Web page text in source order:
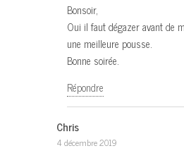
Bonsoir,
Oui il faut dégazer avant de
une meilleure pousse.
Bonne soirée.
Répondre
Chris
4 décembre 2019